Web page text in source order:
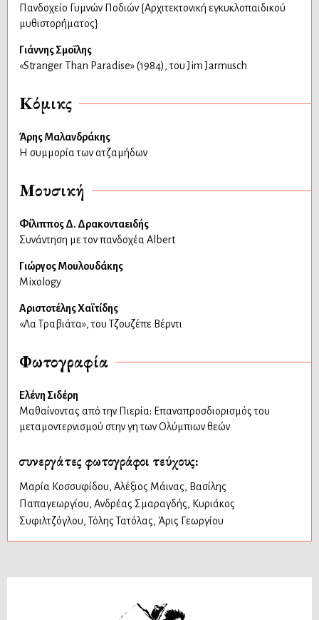
Πανδοχείο Γυμνών Ποδιών {Αρχιτεκτονική εγκυκλοπαιδικού
μυθιστορήματος}
Γιάννης Σμοΐλης
«Stranger Than Paradise» (1984), του Jim Jarmusch
Κόμικς
Άρης Μαλανδράκης
Η συμμορία των ατζαμήδων
Μουσική
Φίλιππος Δ. Δρακονταειδής
Συνάντηση με τον πανδοχέα Albert
Γιώργος Μουλουδάκης
Mixology
Αριστοτέλης Χαϊτίδης
«Λα Τραβιάτα», του Τζουζέπε Βέρντι
Φωτογραφία
Ελένη Σιδέρη
Μαθαίνοντας από την Πιερία: Επαναπροσδιορισμός του
μεταμοντερνισμού στην γη των Ολύμπιων θεών
συνεργάτες φωτογράφοι τεύχους:
Μαρία Κοσσυφίδου, Αλέξιος Μάινας, Βασίλης
Παπαγεωργίου, Ανδρέας Σμαραγδής, Κυριάκος
Συφιλτζόγλου, Τόλης Τατόλας, Άρις Γεωργίου